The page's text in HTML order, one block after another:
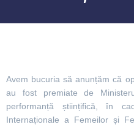
Avem bucuria să anunțăm că
au fost premiate de
performanță științifică, în
Internaționale a Femeilor și